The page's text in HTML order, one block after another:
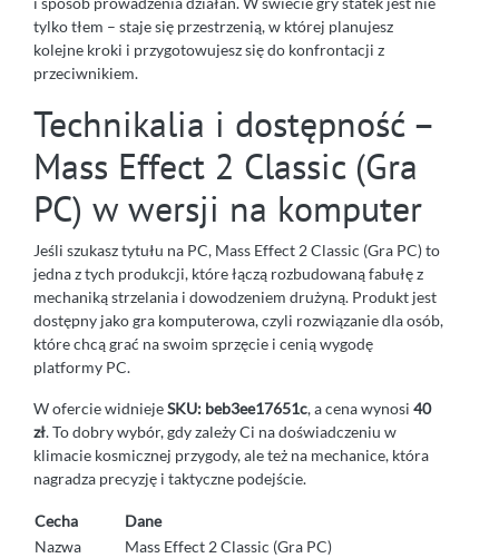
tylko tłem – staje się przestrzenią, w której planujesz
kolejne kroki i przygotowujesz się do konfrontacji z
przeciwnikiem.
Technikalia i dostępność –
Mass Effect 2 Classic (Gra
PC) w wersji na komputer
Jeśli szukasz tytułu na PC, Mass Effect 2 Classic (Gra PC) to
jedna z tych produkcji, które łączą rozbudowaną fabułę z
mechaniką strzelania i dowodzeniem drużyną. Produkt jest
dostępny jako gra komputerowa, czyli rozwiązanie dla osób,
które chcą grać na swoim sprzęcie i cenią wygodę
platformy PC.
W ofercie widniejeSKU: beb3ee17651c, a cena wynosi 40
zł. To dobry wybór, gdy zależy Ci na doświadczeniu w
klimacie kosmicznej przygody, ale też na mechanice, która
nagradza precyzję i taktyczne podejście.
Cecha
Dane
Nazwa
Mass Effect 2 Classic (Gra PC)